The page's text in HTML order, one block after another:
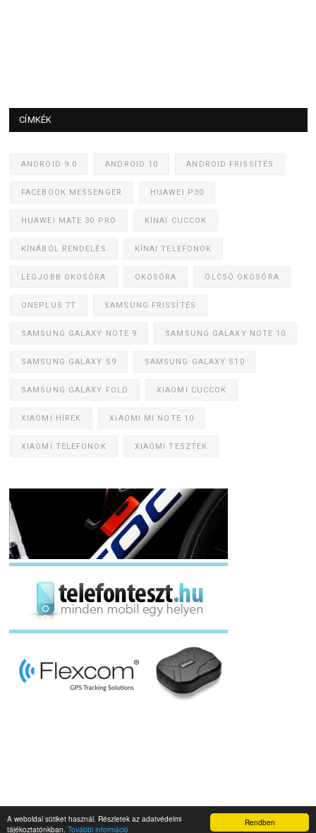
Rendben
A weboldal sütiket használ. Részletek az adatvédelmi
tájékoztatónkban. További információ
CÍMKÉK
ANDROID 9.0 ANDROID 10 ANDROID FRISSÍTÉS
FACEBOOK MESSENGER HUAWEI P30
HUAWEI MATE 30 PRO KÍNAI CUCCOK
KÍNÁBÓL RENDELÉS KÍNAI TELEFONOK
LEGJOBB OKOSÓRA OKOSÓRA OLCSÓ OKOSÓRA
ONEPLUS 7T SAMSUNG FRISSÍTÉS
SAMSUNG GALAXY NOTE 9 SAMSUNG GALAXY NOTE 10
SAMSUNG GALAXY S9 SAMSUNG GALAXY S10
SAMSUNG GALAXY FOLD XIAOMI CUCCOK
XIAOMI HÍREK XIAOMI MI NOTE 10
XIAOMI TELEFONOK XIAOMI TESZTEK
Napidroid.hu 2019